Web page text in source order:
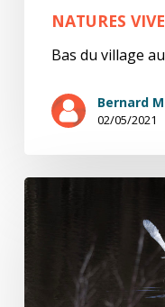
NATURES
Bas du village
Bernard
02/05/2021
natures
ViVes
(3)